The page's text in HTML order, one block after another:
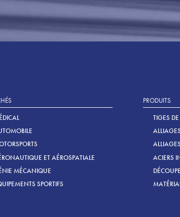
ET AÉROSPATIALE
MÉCANIQUE
SPORTIFS
PRODUITS
TIGES
ACIERS